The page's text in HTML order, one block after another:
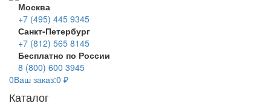
Москва
+7 (495) 445 9345
Санкт-Петербург
+7 (812) 565 8145
Бесплатно по России
8 (800) 600 3945
0Ваш заказ:0 ₽
Каталог